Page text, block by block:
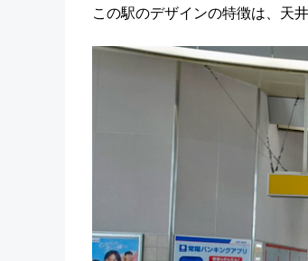
この駅のデザインの特徴は、天